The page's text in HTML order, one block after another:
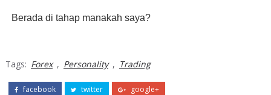
Berada di tahap manakah saya?
Tags: Forex , Personality , Trading
facebook twitter google+